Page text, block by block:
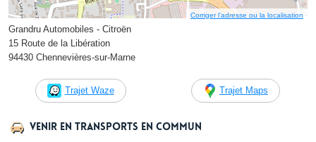
Corriger l’adresse ou la localisation
Grandru Automobiles - Citroën
15 Route de la Libération
94430 Chennevières-sur-Marne
Trajet Waze Trajet Maps
Venir en transports en commun